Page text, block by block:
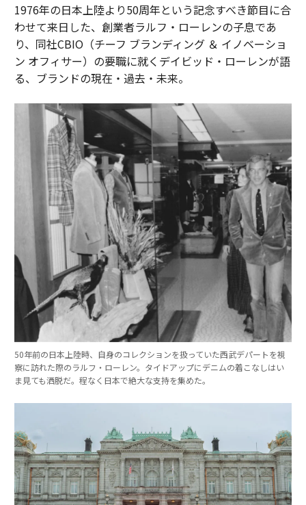
1976年の日本上陸より50周年という記念すべき節目に合
わせて来日した、創業者ラルフ・ローレンの子息であ
り、同社CBIO（チーフ ブランディング ＆ イノベーショ
ン オフィサー）の要職に就くデイビッド・ローレンが語
る、ブランドの現在・過去・未来。
50年前の日本上陸時、自身のコレクションを扱っていた西武デパートを視
察に訪れた際のラルフ・ローレン。タイドアップにデニムの着こなしはい
ま見ても洒脱だ。程なく日本で絶大な支持を集めた。